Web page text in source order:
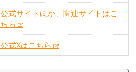
公式サイトほか、関連サイトはこ
ちら
公式Xはこちら